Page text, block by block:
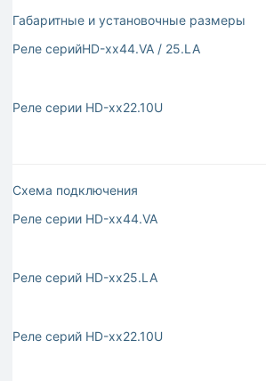
Габаритные и установочные размеры
Реле серийHD-хх44.VA / 25.LA
Реле серии HD-хх22.10U
Схема подключения
Реле серии HD-хх44.VA
Реле серий HD-хх25.LA
Реле серий HD-хх22.10U